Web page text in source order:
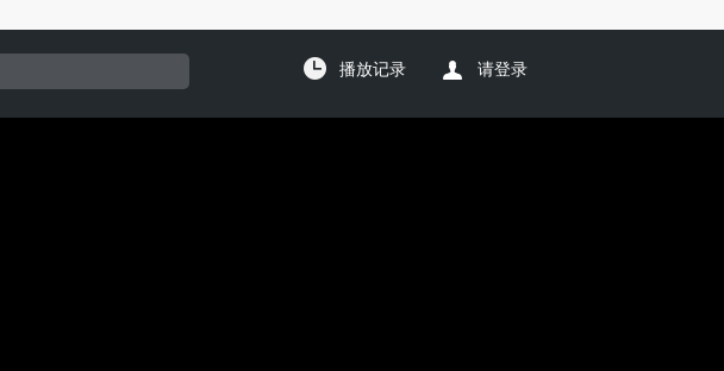
播放记录 请登录